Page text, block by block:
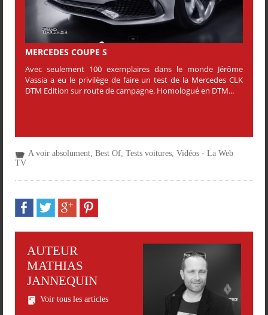
MERCEDES COUPE S
Avec seulement 100 exemplaires dans le monde Jérôme
Vassia a eu le privilège de faire un test de la Mercedes CLK
DTM Edition sur route de campagne. Homologué en DTM...
A voir absolument Best Of Tests voitures Vidéos - La Web
TV
AUTEUR
MATHIAS
JANNEQUIN
Voir tous les articles